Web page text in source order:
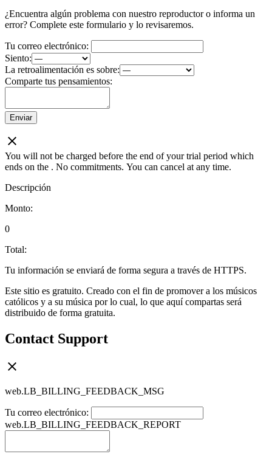
¿Encuentra algún problema con nuestro reproductor o informa un
error? Complete este formulario y lo revisaremos.
Tu correo electrónico:
Siento:
La retroalimentación es sobre:
Comparte tus pensamientos:
Enviar
You will not be charged before the end of your trial period which
ends on the . No commitments. You can cancel at any time.
Descripción
Monto:
0
Total:
Tu información se enviará de forma segura a través de HTTPS.
Este sitio es gratuito. Creado con el fin de promover a los músicos
católicos y a su música por lo cual, lo que aquí compartas será
distribuido de forma gratuita.
Contact Support
web.LB_BILLING_FEEDBACK_MSG
Tu correo electrónico:
web.LB_BILLING_FEEDBACK_REPORT